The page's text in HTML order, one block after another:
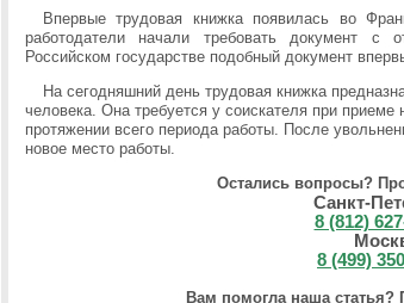
Впервые трудовая книжка появилась во
работодатели начали требовать документ
Российском государстве подобный документ
На сегодняшний день трудовая книжка
человека. Она требуется у соискателя при приеме
протяжении всего периода работы. После
новое место работы.
Остались вопросы?
Санкт-
8 (812)
8 (499)
Вам помогла наша статья?